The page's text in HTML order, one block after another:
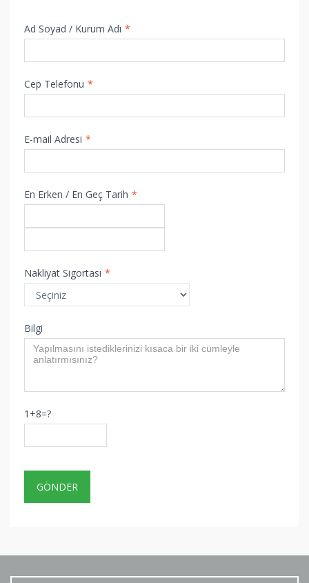
Ad Soyad / Kurum Adı *
Cep Telefonu *
E-mail Adresi *
En Erken / En Geç Tarih *
Nakliyat Sigortası *
Bilgi
1+8=?